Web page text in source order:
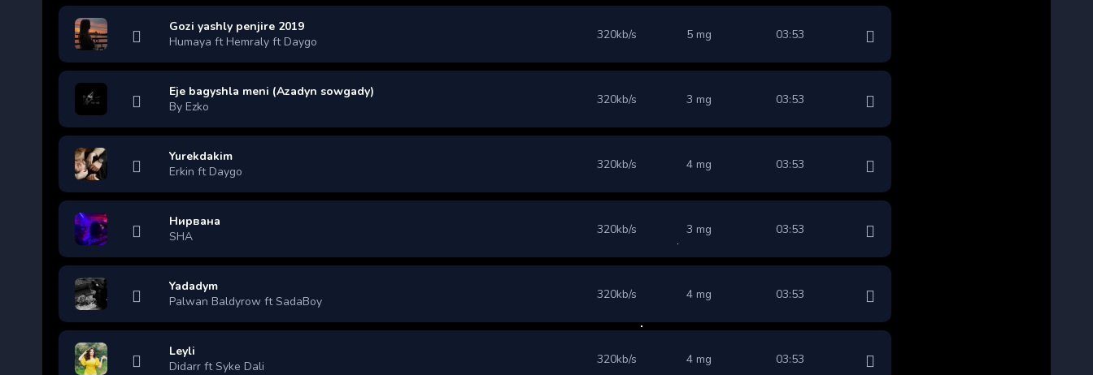
Gozi yashly penjire 2019
Humaya ft Hemraly ft Daygo
320kb/s 5 mg 03:53
Eje bagyshla meni (Azadyn sowgady)
By Ezko
320kb/s 3 mg 03:53
Yurekdakim
Erkin ft Daygo
320kb/s 4 mg 03:53
Нирвана
SHA
320kb/s 3 mg 03:53
Yadadym
Palwan Baldyrow ft SadaBoy
320kb/s 4 mg 03:53
Leyli
Didarr ft Syke Dali
320kb/s 4 mg 03:53